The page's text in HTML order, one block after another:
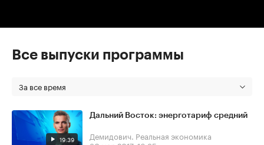
Все выпуски программы
За все время
19:39
Дальний Восток: энерготариф средний
Демидович. Реальная экономика